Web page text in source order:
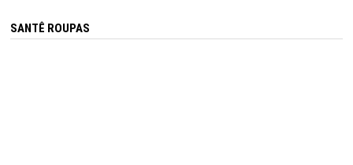
SANTÊ ROUPAS